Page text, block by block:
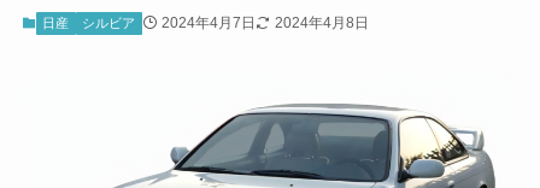
日産 シルビア 2024年4月7日 2024年4月8日